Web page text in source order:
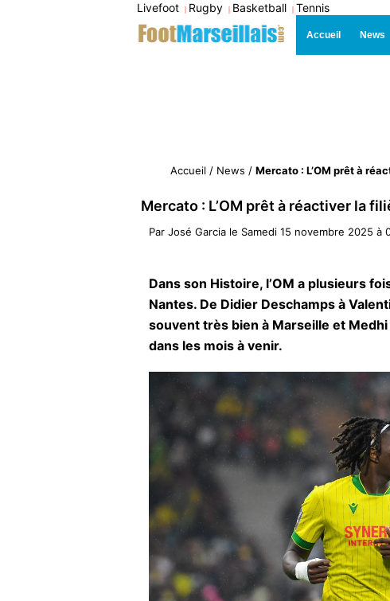
Livefoot | Rugby | Basketball | Tennis
Accueil News
Accueil / News / Mercato : L’OM prêt à
Mercato : L’OM prêt à réactiver la
Par José Garcia le Samedi 15 novembre 2025 à
Dans son Histoire, l’OM a plusieurs
Nantes. De Didier Deschamps à
souvent très bien à Marseille et
dans les mois à venir.